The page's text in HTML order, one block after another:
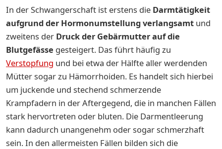
In der Schwangerschaft ist erstens die Darmtätigkeit
aufgrund der Hormonumstellung verlangsamt und
zweitens der Druck der Gebärmutter auf die
Blutgefässe gesteigert. Das führt häufig zu
Verstopfung und bei etwa der Hälfte aller werdenden
Mütter sogar zu Hämorrhoiden. Es handelt sich hierbei
um juckende und stechend schmerzende
Krampfadern in der Aftergegend, die in manchen Fällen
stark hervortreten oder bluten. Die Darmentleerung
kann dadurch unangenehm oder sogar schmerzhaft
sein. In den allermeisten Fällen bilden sich die